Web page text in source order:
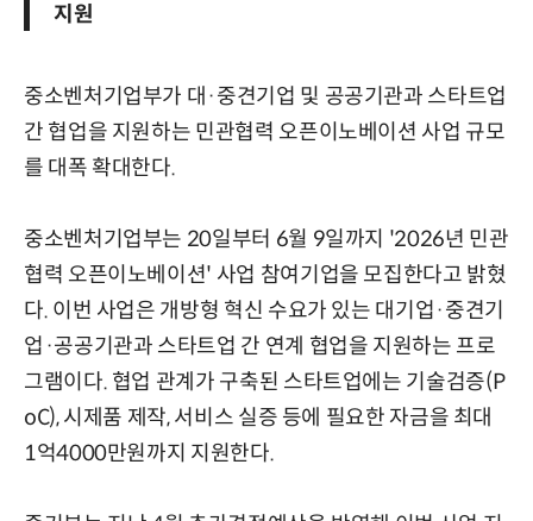
지원
중소벤처기업부가 대·중견기업 및 공공기관과 스타트업
간 협업을 지원하는 민관협력 오픈이노베이션 사업 규모
를 대폭 확대한다.
중소벤처기업부는 20일부터 6월 9일까지 '2026년 민관
협력 오픈이노베이션' 사업 참여기업을 모집한다고 밝혔
다. 이번 사업은 개방형 혁신 수요가 있는 대기업·중견기
업·공공기관과 스타트업 간 연계 협업을 지원하는 프로
그램이다. 협업 관계가 구축된 스타트업에는 기술검증(P
oC), 시제품 제작, 서비스 실증 등에 필요한 자금을 최대
1억4000만원까지 지원한다.